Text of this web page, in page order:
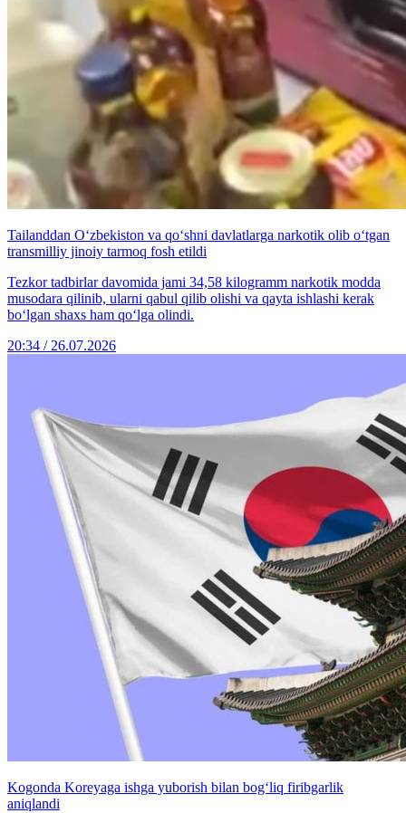
Tailanddan O‘zbekiston va qo‘shni davlatlarga narkotik olib o‘tgan
transmilliy jinoiy tarmoq fosh etildi
Tezkor tadbirlar davomida jami 34,58 kilogramm narkotik modda
musodara qilinib, ularni qabul qilib olishi va qayta ishlashi kerak
bo‘lgan shaxs ham qo‘lga olindi.
20:34 / 26.07.2026
Kogonda Koreyaga ishga yuborish bilan bog‘liq firibgarlik
aniqlandi